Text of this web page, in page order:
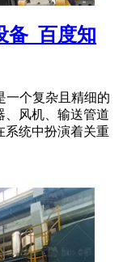
备_百度知
一个复杂且精细的
、风机、输送管道
系统中扮演着关重